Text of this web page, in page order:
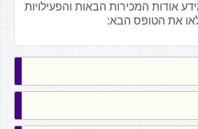
אודות המכירות הבאות והפעילויות
את הטופס הבא: